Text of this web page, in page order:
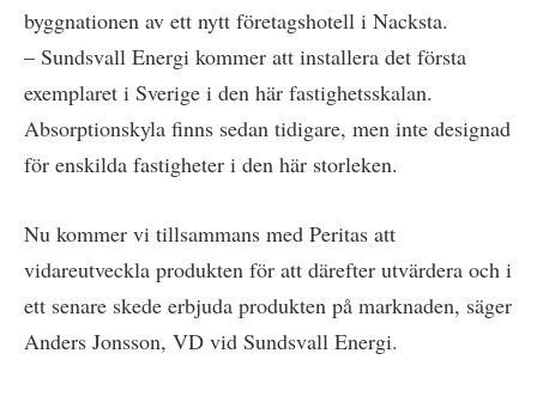
byggnationen av ett nytt företagshotell i Nacksta.
– Sundsvall Energi kommer att installera det första
exemplaret i Sverige i den här fastighetsskalan.
Absorptionskyla finns sedan tidigare, men inte designad
för enskilda fastigheter i den här storleken.
Nu kommer vi tillsammans med Peritas att
vidareutveckla produkten för att därefter utvärdera och i
ett senare skede erbjuda produkten på marknaden, säger
Anders Jonsson, VD vid Sundsvall Energi.